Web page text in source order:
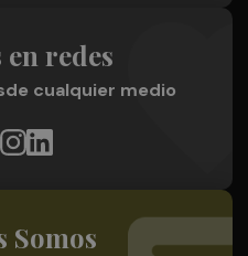
redes
cualquier medio
Somos